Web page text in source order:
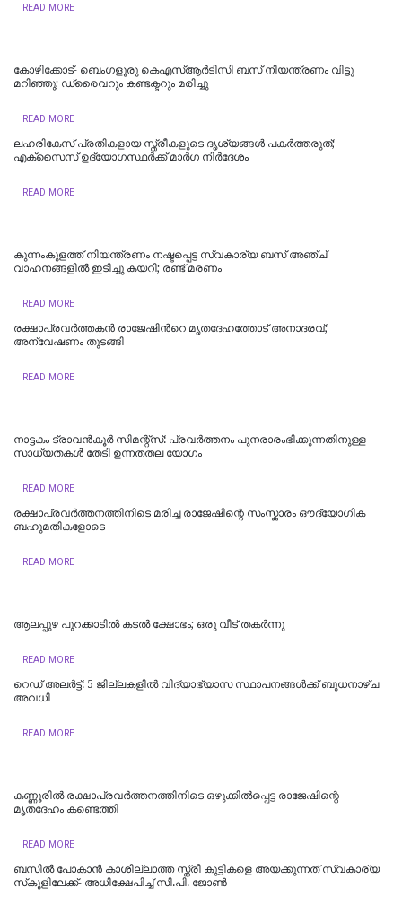
READ MORE
കോഴിക്കോട്- ബെംഗളൂരു കെഎസ്ആര്‍ടിസി ബസ് നിയന്ത്രണം വിട്ടു
മറിഞ്ഞു; ഡ്രൈവറും കണ്ടക്ടറും മരിച്ചു
READ MORE
ലഹരികേസ് പ്രതികളായ സ്ത്രീകളുടെ ദൃശ്യങ്ങള്‍ പകര്‍ത്തരുത്;
എക്സൈസ് ഉദ്യോഗസ്ഥര്‍ക്ക് മാര്‍ഗ നിര്‍ദേശം
READ MORE
കുന്നംകുളത്ത് നിയന്ത്രണം നഷ്ടപ്പെട്ട സ്വകാര്യ ബസ് അഞ്ച്
വാഹനങ്ങളിൽ ഇടിച്ചു കയറി; രണ്ട് മരണം
READ MORE
രക്ഷാപ്രവർത്തകൻ രാജേഷിന്‍റെ മൃതദേഹത്തോട് അനാദരവ്;
അന്വേഷണം തുടങ്ങി
READ MORE
നാട്ടകം ട്രാവൻകൂർ സിമന്റ്സ്: പ്രവർത്തനം പുനരാരംഭിക്കുന്നതിനുള്ള
സാധ്യതകൾ തേടി ഉന്നതതല യോഗം
READ MORE
രക്ഷാപ്രവർത്തനത്തിനിടെ മരിച്ച രാജേഷിന്റെ സംസ്കാരം ഔദ്യോ​ഗിക
ബഹുമതികളോടെ
READ MORE
ആലപ്പുഴ പുറക്കാടിൽ കടൽ ക്ഷോഭം; ഒരു വീട് തകർന്നു
READ MORE
റെഡ് അലർട്ട്: 5 ജില്ലകളിൽ വിദ്യാഭ്യാസ സ്ഥാപനങ്ങൾക്ക് ബുധനാഴ്ച
അവധി
READ MORE
കണ്ണൂരിൽ രക്ഷാപ്രവർത്തനത്തിനിടെ ഒഴുക്കിൽപ്പെട്ട രാജേഷിന്റെ
മൃതദേഹം കണ്ടെത്തി
READ MORE
ബസിൽ പോകാൻ കാശില്ലാത്ത സ്ത്രീ കുട്ടികളെ അയക്കുന്നത് സ്വകാര്യ
സ്‌കൂളിലേക്ക്- അധിക്ഷേപിച്ച് സി.പി. ജോൺ